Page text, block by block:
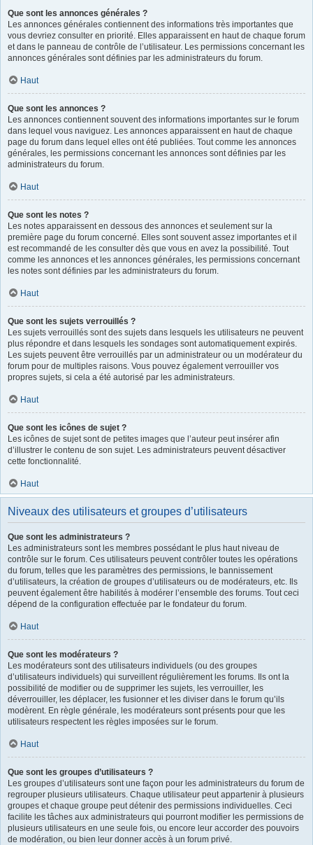
Que sont les annonces générales ?
Les annonces générales contiennent des informations très importantes que
vous devriez consulter en priorité. Elles apparaissent en haut de chaque forum
et dans le panneau de contrôle de l’utilisateur. Les permissions concernant les
annonces générales sont définies par les administrateurs du forum.
Haut
Que sont les annonces ?
Les annonces contiennent souvent des informations importantes sur le forum
dans lequel vous naviguez. Les annonces apparaissent en haut de chaque
page du forum dans lequel elles ont été publiées. Tout comme les annonces
générales, les permissions concernant les annonces sont définies par les
administrateurs du forum.
Haut
Que sont les notes ?
Les notes apparaissent en dessous des annonces et seulement sur la
première page du forum concerné. Elles sont souvent assez importantes et il
est recommandé de les consulter dès que vous en avez la possibilité. Tout
comme les annonces et les annonces générales, les permissions concernant
les notes sont définies par les administrateurs du forum.
Haut
Que sont les sujets verrouillés ?
Les sujets verrouillés sont des sujets dans lesquels les utilisateurs ne peuvent
plus répondre et dans lesquels les sondages sont automatiquement expirés.
Les sujets peuvent être verrouillés par un administrateur ou un modérateur du
forum pour de multiples raisons. Vous pouvez également verrouiller vos
propres sujets, si cela a été autorisé par les administrateurs.
Haut
Que sont les icônes de sujet ?
Les icônes de sujet sont de petites images que l’auteur peut insérer afin
d’illustrer le contenu de son sujet. Les administrateurs peuvent désactiver
cette fonctionnalité.
Haut
Niveaux des utilisateurs et groupes d’utilisateurs
Que sont les administrateurs ?
Les administrateurs sont les membres possédant le plus haut niveau de
contrôle sur le forum. Ces utilisateurs peuvent contrôler toutes les opérations
du forum, telles que les paramètres des permissions, le bannissement
d’utilisateurs, la création de groupes d’utilisateurs ou de modérateurs, etc. Ils
peuvent également être habilités à modérer l’ensemble des forums. Tout ceci
dépend de la configuration effectuée par le fondateur du forum.
Haut
Que sont les modérateurs ?
Les modérateurs sont des utilisateurs individuels (ou des groupes
d’utilisateurs individuels) qui surveillent régulièrement les forums. Ils ont la
possibilité de modifier ou de supprimer les sujets, les verrouiller, les
déverrouiller, les déplacer, les fusionner et les diviser dans le forum qu’ils
modèrent. En règle générale, les modérateurs sont présents pour que les
utilisateurs respectent les règles imposées sur le forum.
Haut
Que sont les groupes d’utilisateurs ?
Les groupes d’utilisateurs sont une façon pour les administrateurs du forum de
regrouper plusieurs utilisateurs. Chaque utilisateur peut appartenir à plusieurs
groupes et chaque groupe peut détenir des permissions individuelles. Ceci
facilite les tâches aux administrateurs qui pourront modifier les permissions de
plusieurs utilisateurs en une seule fois, ou encore leur accorder des pouvoirs
de modération, ou bien leur donner accès à un forum privé.